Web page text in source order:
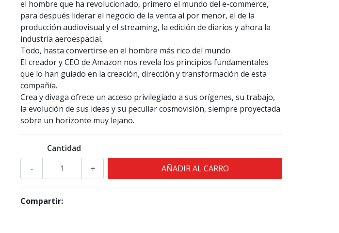
el hombre que ha revolucionado, primero el mundo del e-commerce,
para después liderar el negocio de la venta al por menor, el de la
producción audiovisual y el streaming, la edición de diarios y ahora la
industria aeroespacial.
Todo, hasta convertirse en el hombre más rico del mundo.
El creador y CEO de Amazon nos revela los principios fundamentales
que lo han guiado en la creación, dirección y transformación de esta
compañía.
Crea y divaga ofrece un acceso privilegiado a sus orígenes, su trabajo,
la evolución de sus ideas y su peculiar cosmovisión, siempre proyectada
sobre un horizonte muy lejano.
Cantidad
+
-
Compartir: